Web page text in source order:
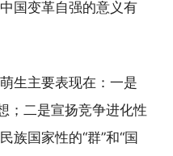
国变革自强的意义有
生主要表现在：一是
；二是宣扬竞争进化性
族国家性的“群”和“国